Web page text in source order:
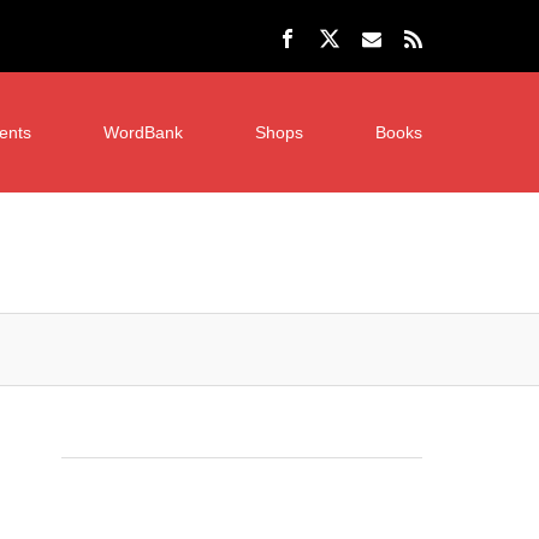
WordBank Shops Books